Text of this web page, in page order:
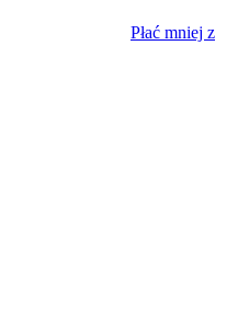
Płać mniej z